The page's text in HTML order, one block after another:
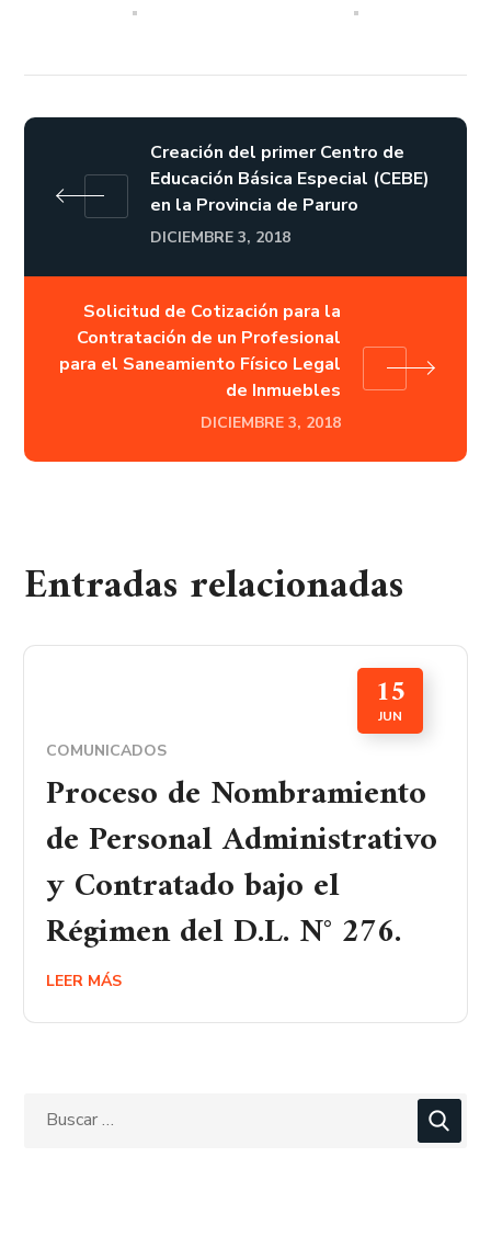
Creación del primer Centro de
Educación Básica Especial (CEBE)
en la Provincia de Paruro
DICIEMBRE 3, 2018
Solicitud de Cotización para la
Contratación de un Profesional
para el Saneamiento Físico Legal
de Inmuebles
DICIEMBRE 3, 2018
Entradas relacionadas
15
JUN
COMUNICADOS
Proceso de Nombramiento
de Personal Administrativo
y Contratado bajo el
Régimen del D.L. N° 276.
LEER MÁS